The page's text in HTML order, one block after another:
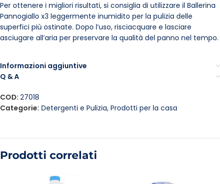
Per ottenere i migliori risultati, si consiglia di utilizzare il Ballerina
Pannogiallo x3 leggermente inumidito per la pulizia delle
superfici più ostinate. Dopo l’uso, risciacquare e lasciare
asciugare all’aria per preservare la qualità del panno nel tempo.
Informazioni aggiuntive
Q & A
COD: 27018
Categorie: Detergenti e Pulizia, Prodotti per la casa
Prodotti correlati